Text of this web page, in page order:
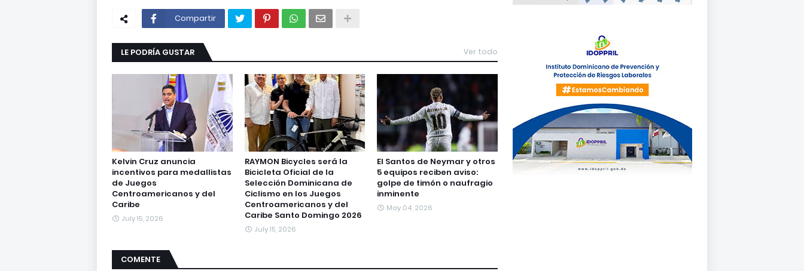
Compartir
LE PODRÍA GUSTAR Ver todo
Kelvin Cruz anuncia
incentivos para medallistas
de Juegos
Centroamericanos y del
Caribe
July 15, 2026
RAYMON Bicycles será la
Bicicleta Oficial de la
Selección Dominicana de
Ciclismo en los Juegos
Centroamericanos y del
Caribe Santo Domingo 2026
July 15, 2026
El Santos de Neymar y otros
5 equipos reciben aviso:
golpe de timón o naufragio
inminente
May 04, 2026
COMENTE